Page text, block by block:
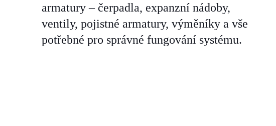
armatury – čerpadla, expanzní nádoby,
ventily, pojistné armatury, výměníky a vše
potřebné pro správné fungování systému.